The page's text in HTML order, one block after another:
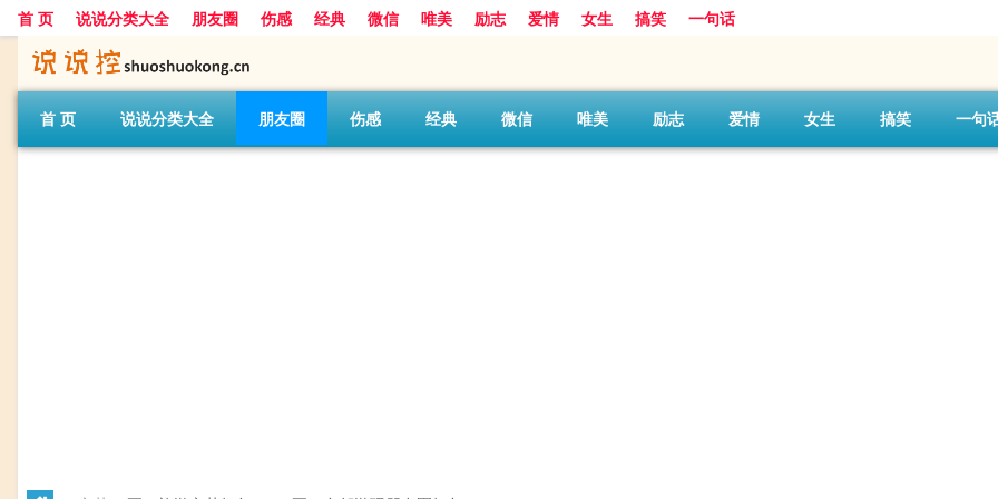
首 页 说说分类大全 朋友圈 伤感 经典 微信 唯美 励志 爱情 女生 搞笑 一句话
首 页 说说分类大全 朋友圈 伤感 经典 微信 唯美 励志 爱情 女生 搞笑 一句